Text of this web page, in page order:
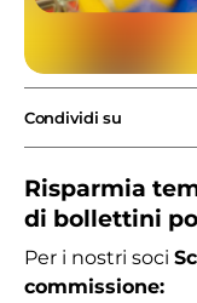
Condividi su
Risparmia
di bollettini
Per i nostri soci
commissione: